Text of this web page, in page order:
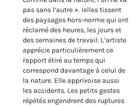
pas sans l’autre ». Ielles tissent
des paysages hors-norme qui ont
réclamé des heures, les jours et
des semaines de travail. L’artiste
apprécie particulièrement ce
rapport étiré au temps qui
correspond davantage à celui de
la nature. Elle apprivoise aussi
les accidents. Les petits gestes
répétés engendrent des ruptures